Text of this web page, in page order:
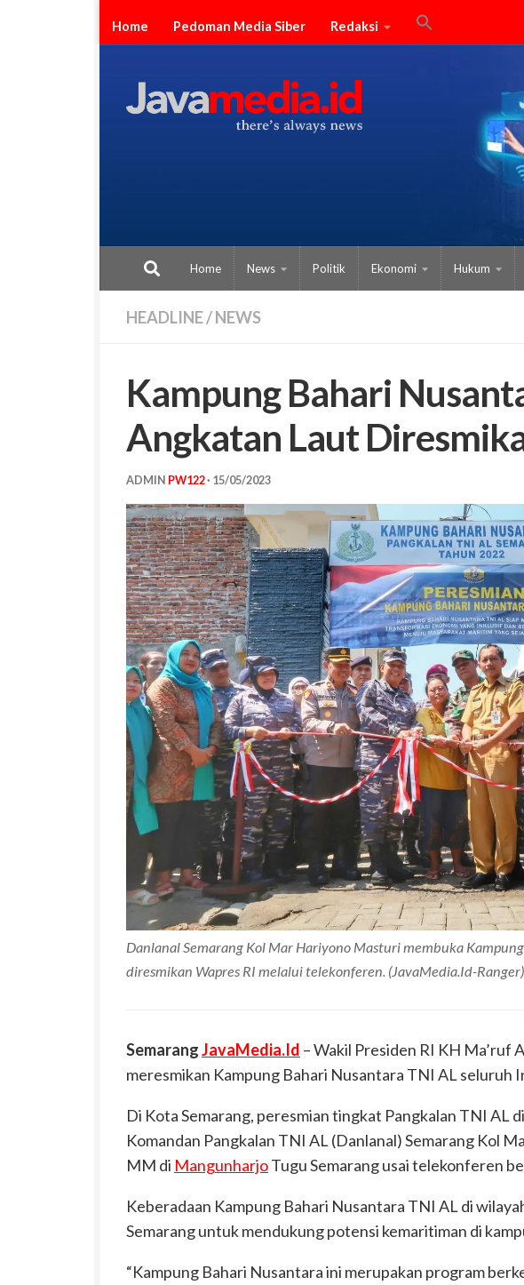
Skip to content
Home Pedoman Media Siber Redaksi
Home News Politik Ekonomi Hukum
HEADLINE/NEWS
Kampung Bahari
Angkatan Laut
ADMIN PW122· 15/05/2023
Danlanal Semarang Kol Mar Hariyono Masturi membuka
diresmikan Wapres RI melalui telekonferen. (JavaMedia.Id-Ranger)
SemarangJavaMedia.Id – Wakil Presiden RI KH Ma’ruf
meresmikan Kampung Bahari Nusantara TNI AL seluruh
Di Kota Semarang, peresmian tingkat Pangkalan TNI AL
Komandan Pangkalan TNI AL (Danlanal) Semarang Kol
MM di MangunharjoTugu Semarang usai telekonferen
Keberadaan Kampung Bahari Nusantara TNI AL di
Semarang untuk mendukung potensi kemaritiman di
“Kampung Bahari Nusantara ini merupakan program